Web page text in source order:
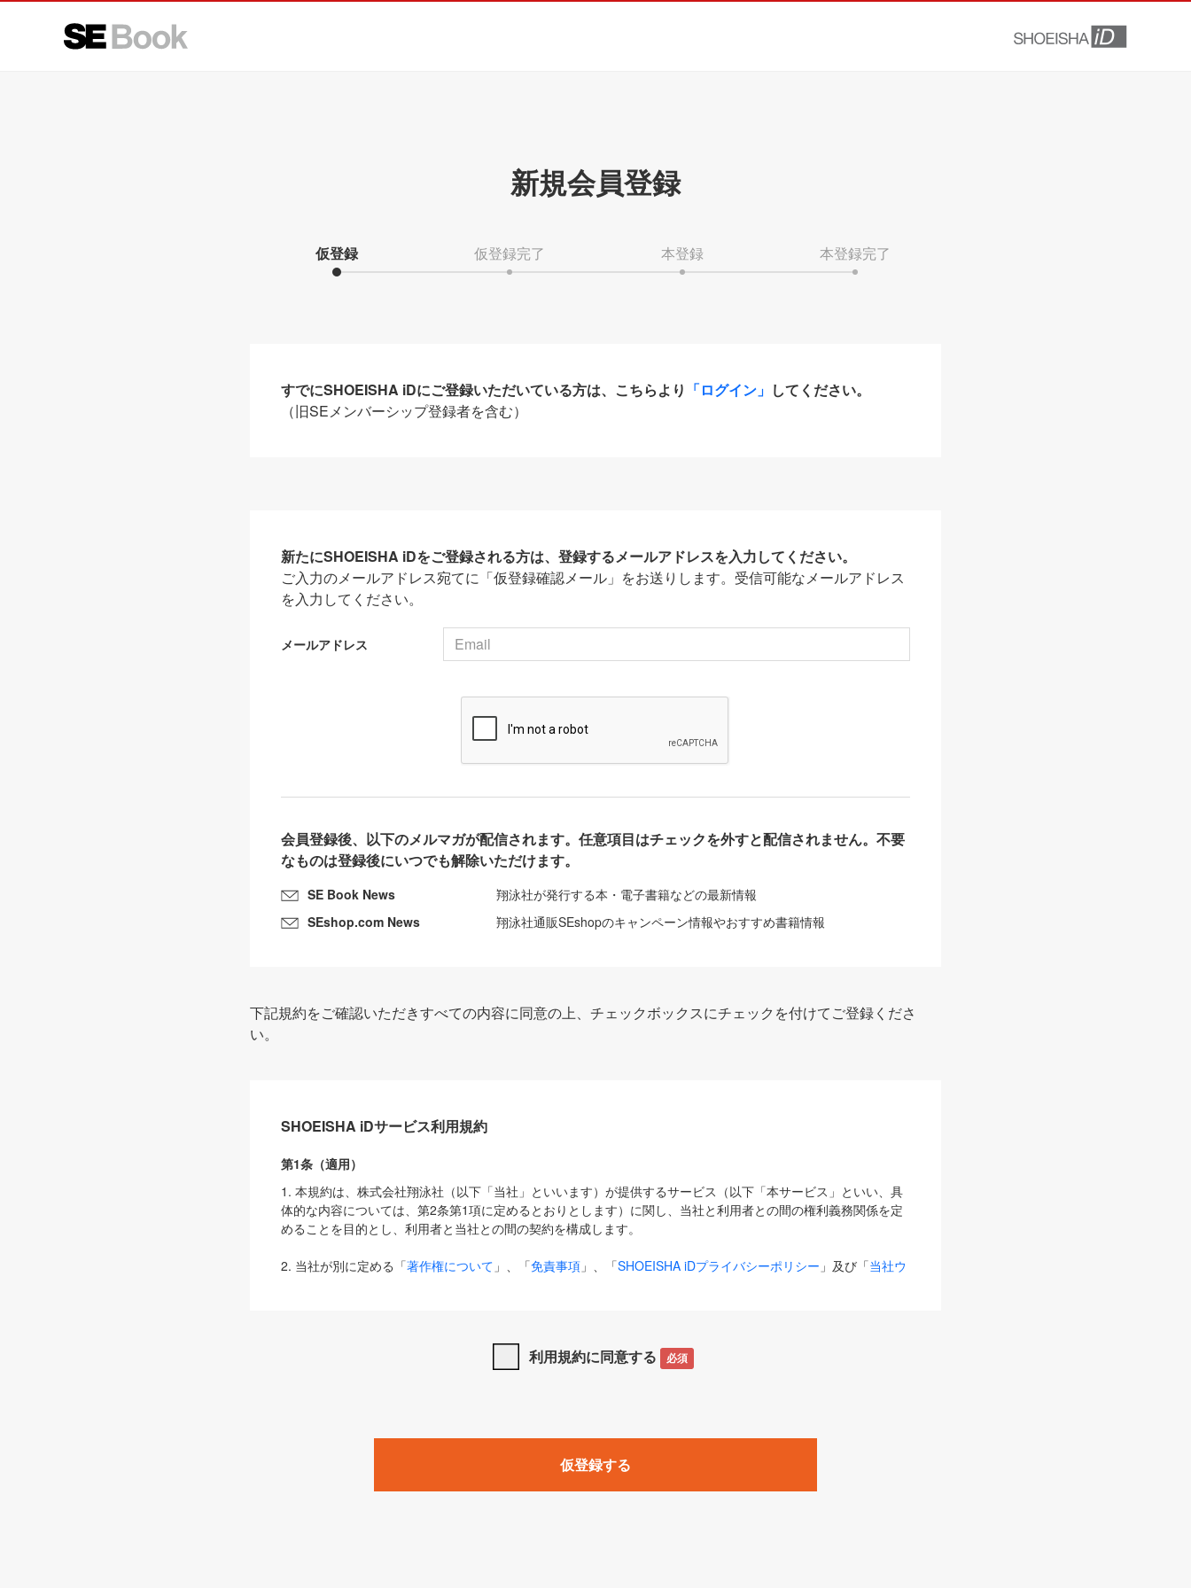
新規会員登録
仮登録 仮登録完了 本登録 本登録完了
すでにSHOEISHA iDにご登録いただいている方は、こちらより 「ログイン」 してください。
（旧SEメンバーシップ登録者を含む）
新たにSHOEISHA iDをご登録される方は、登録するメールアドレスを入力してください。
ご入力のメールアドレス宛てに「仮登録確認メール」をお送りします。受信可能なメールアドレス
を入力してください。
メールアドレス
会員登録後、以下のメルマガが配信されます。任意項目はチェックを外すと配信されません。不要
なものは登録後にいつでも解除いただけます。
SE Book News
翔泳社が発行する本・電子書籍などの最新情報
SEshop.com News
翔泳社通販SEshopのキャンペーン情報やおすすめ書籍情報
下記規約をご確認いただきすべての内容に同意の上、チェックボックスにチェックを付けてご登録くださ
い。
SHOEISHA iDサービス利用規約
第1条（適用）
1. 本規約は、株式会社翔泳社（以下「当社」といいます）が提供するサービス（以下「本サービス」といい、具
体的な内容については、第2条第1項に定めるとおりとします）に関し、当社と利用者との間の権利義務関係を定
めることを目的とし、利用者と当社との間の契約を構成します。
2. 当社が別に定める「著作権について 」、「免責事項 」、「SHOEISHA iDプライバシーポリシー 」及び「当社ウ
は、本規約の規定が優先して適用されるものとします。
1. 「本サービス」とは、当社が提供する以下のサービス（名称や内容が変更された場合、変更後のサービスを含
みます）及びこれらサービスに関連して当社が実施するイベントやキャンペーンをいいます。
「SEBook」「SEShop」「CodeZine」「MarkeZine」「EnterpriseZine」「ECzine」「Biz/Zine」「HRzine」
利用規約に同意する 必須
仮登録する